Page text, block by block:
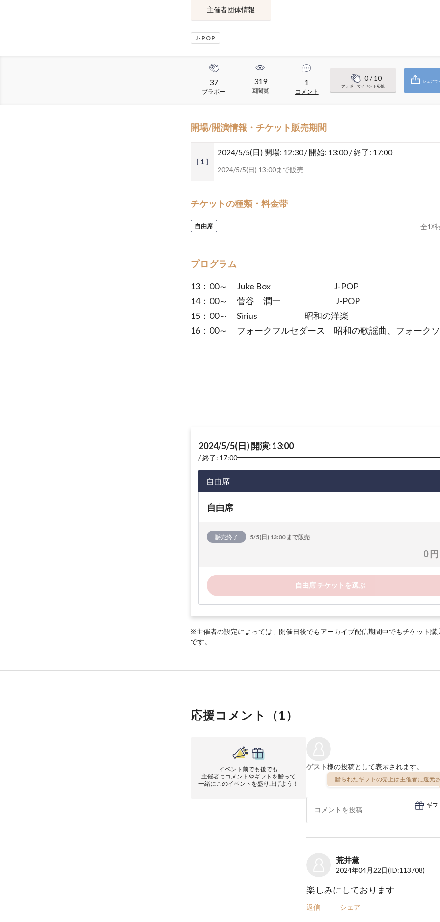
主催者団体情報
J-POP
37
ブラボー
319
回閲覧
1
コメント
0/ 10
ブラボーでイベント応援
シェアで
開場/開演情報・チケット販売期間
[ 1 ]
2024/5/5(日) 開場: 12:30 / 開始: 13:00 / 終了: 17:00
2024/5/5(日) 13:00まで販売
チケットの種類・料金帯
自由席 全1料
プログラム
13：00～ Juke Box J-POP
14：00～ 菅谷 潤一 J-POP
15：00～ Sirius 昭和の洋楽
16：00～ フォークフルセダース 昭和の歌謡曲、フォー
2024/5/5(日) 開演: 13:00
終了: 17:00
自由席
自由席
販売終了 5/5(日) 13:00 まで販売
0 円
自由席 チケットを選ぶ
※主催者の設定によっては、開催日後でもアーカイブ配信期間中でもチケット購
です。
応援コメント（1）
イベント前でも後でも
主催者にコメントやギフトを贈って
一緒にこのイベントを盛り上げよう！
ゲスト様の投稿として表示されます。
贈られたギフトの売上は主催者に還元
ギフ
荒井薫
2024年04月22日(ID:113708)
楽しみにしております
返信 シェア